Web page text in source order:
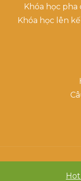
Khóa học
Khóa học lên